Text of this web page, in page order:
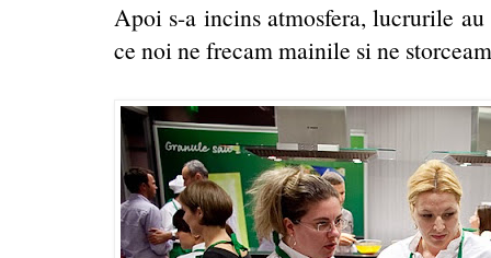
Apoi s-a incins atmosfera, lucrurile
ce noi ne frecam mainile si ne